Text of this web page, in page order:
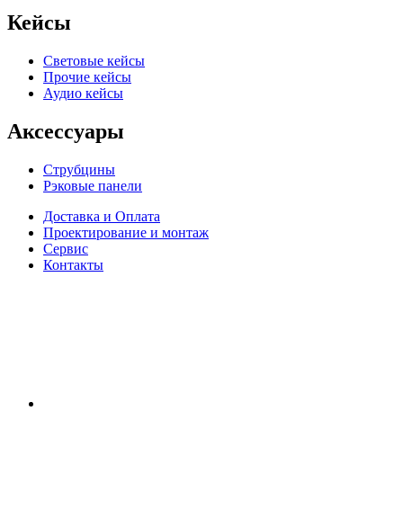
Кейсы
Световые кейсы
Прочие кейсы
Аудио кейсы
Аксессуары
Струбцины
Рэковые панели
Доставка и Оплата
Проектирование и монтаж
Сервис
Контакты